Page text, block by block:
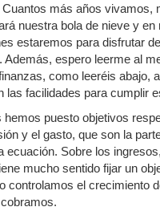
más años vivamos,
nuestra bola de nieve y en
estaremos para disfrutar
Además, espero leerme al
como leeréis abajo,
las facilidades para cumplir
puesto objetivos
y el gasto, que son la
ecuación. Sobre los
mucho sentido fijar un
controlamos el crecimiento